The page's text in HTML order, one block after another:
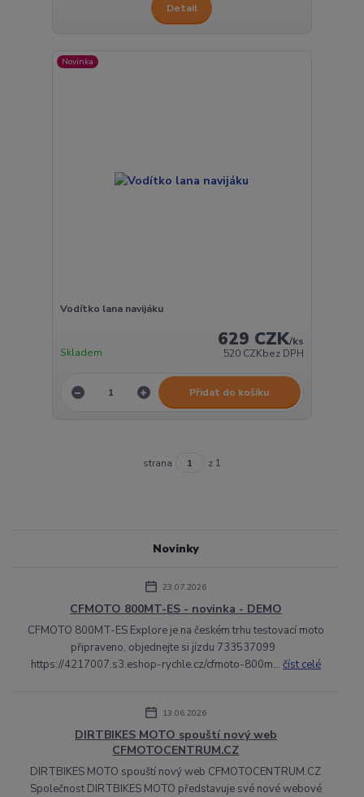
Detail
Novinka
Vodítko lana navijáku
629 CZK/ks
520 CZKbez DPH
Skladem
Přidat do košíku
strana z 1
Novinky
23.07.2026
CFMOTO 800MT-ES - novinka - DEMO
CFMOTO 800MT-ES Explore je na českém trhu testovací moto
připraveno, objednejte si jízdu 733537099
https://4217007.s3.eshop-rychle.cz/cfmoto-800m... číst celé
13.06.2026
DIRTBIKES MOTO spouští nový web
CFMOTOCENTRUM.CZ
DIRTBIKES MOTO spouští nový web CFMOTOCENTRUM.CZ
Společnost DIRTBIKES MOTO představuje své nové webové